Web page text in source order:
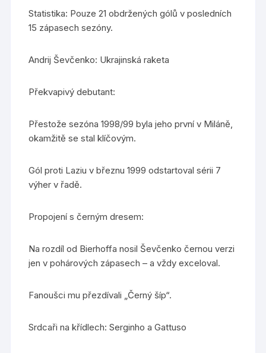
Statistika: Pouze 21 obdržených gólů v posledních
15 zápasech sezóny.
Andrij Ševčenko: Ukrajinská raketa
Překvapivý debutant:
Přestože sezóna 1998/99 byla jeho první v Miláně,
okamžitě se stal klíčovým.
Gól proti Laziu v březnu 1999 odstartoval sérii 7
výher v řadě.
Propojení s černým dresem:
Na rozdíl od Bierhoffa nosil Ševčenko černou verzi
jen v pohárových zápasech – a vždy exceloval.
Fanoušci mu přezdívali „Černý šíp“.
Srdcaři na křídlech: Serginho a Gattuso